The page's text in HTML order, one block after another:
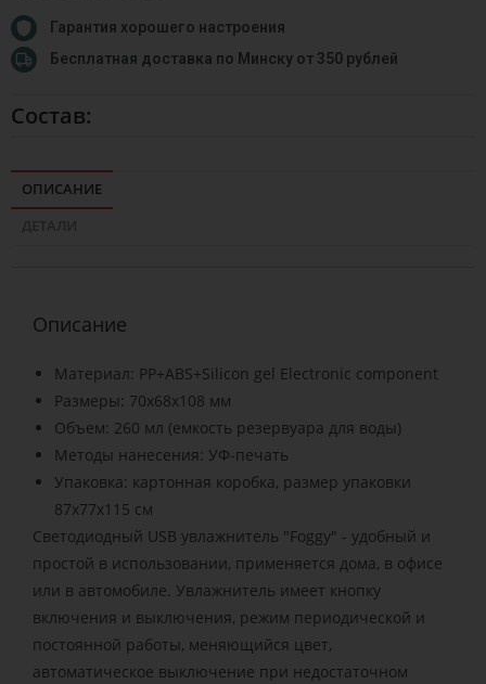
Гарантия хорошего настроения
Бесплатная доставка по Минску от 350 рублей
Состав:
ОПИСАНИЕ
Описание
Материал: PP+ABS+Silicon gel Electronic component
Размеры: 70x68x108 мм
Объем: 260 мл (емкость резервуара для воды)
Методы нанесения: УФ-печать
Упаковка: картонная коробка, размер упаковки
87x77x115 см
Светодиодный USB увлажнитель "Foggy" - удобный и
простой в использовании, применяется дома, в офисе
или в автомобиле. Увлажнитель имеет кнопку
включения и выключения, режим периодической и
постоянной работы, меняющийся цвет,
автоматическое выключение при недостаточном